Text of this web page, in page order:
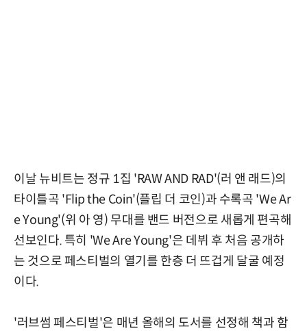
이날 뉴비트는 정규 1집 'RAW AND RAD'(러 앤 래드)의
타이틀곡 'Flip the Coin'(플립 더 코인)과 수록곡 'We Ar
e Young'(위 아 영) 무대를 밴드 버전으로 새롭게 편곡해
선보인다. 특히 'We Are Young'은 데뷔 후 처음 공개하
는 것으로 페스티벌의 열기를 한층 더 뜨겁게 달굴 예정
이다.
'러브썸 페스티벌'은 매년 올해의 도서를 선정해 책과 함